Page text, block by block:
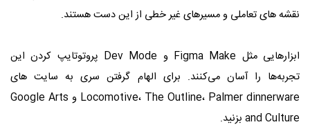
نقشه‌ های تعاملی و مسیرهای غیر خطی از این دست هستند.
ابزارهایی مثل Figma Make و Dev Mode پروتوتایپ کردن این
تجربه‌ها را آسان می‌کنند. برای الهام گرفتن سری به سایت‌ های
Locomotive، The Outline، Palmer dinnerware و Google Arts
and Culture بزنید.